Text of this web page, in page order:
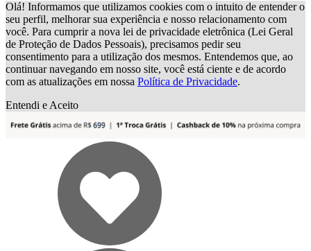
Olá! Informamos que utilizamos cookies com o intuito de entender o
seu perfil, melhorar sua experiência e nosso relacionamento com
você. Para cumprir a nova lei de privacidade eletrônica (Lei Geral
de Proteção de Dados Pessoais), precisamos pedir seu
consentimento para a utilização dos mesmos. Entendemos que, ao
continuar navegando em nosso site, você está ciente e de acordo
com as atualizações em nossa Política de Privacidade.
Entendi e Aceito